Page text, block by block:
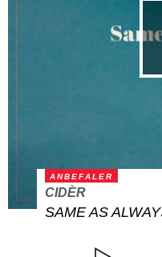
ANBEFALER
CIDÈR
SAME AS